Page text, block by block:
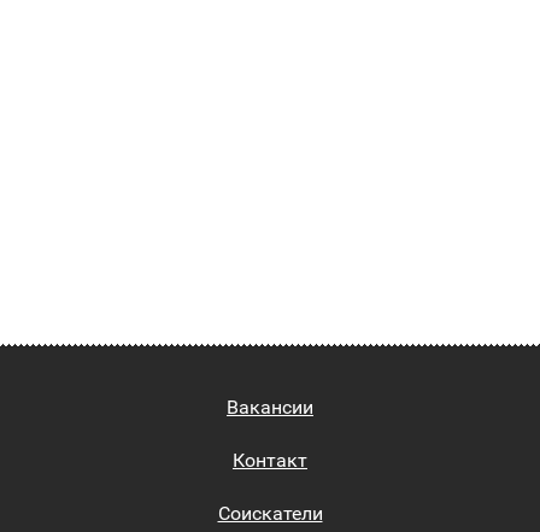
Вакансии
Контакт
Соискатели